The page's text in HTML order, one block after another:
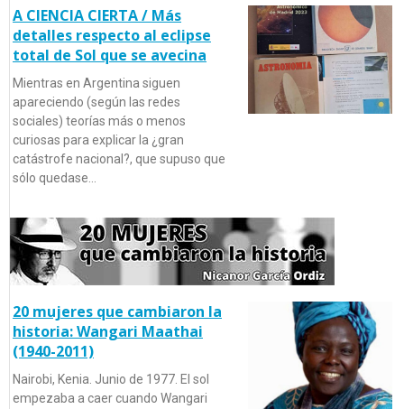
A CIENCIA CIERTA / Más
detalles respecto al eclipse
total de Sol que se avecina
Mientras en Argentina siguen
apareciendo (según las redes
sociales) teorías más o menos
curiosas para explicar la ¿gran
catástrofe nacional?, que supuso que
sólo quedase…
20 mujeres que cambiaron la
historia: Wangari Maathai
(1940-2011)
Nairobi, Kenia. Junio de 1977. El sol
empezaba a caer cuando Wangari